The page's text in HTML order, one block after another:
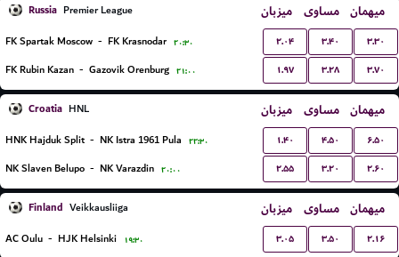
Russia Premier League میزبان مساوی میهمان
FK Spartak Moscow - FK Krasnodar ۲۰:۳۰ ۲.۰۴ ۳.۴۰ ۳.۳۰
FK Rubin Kazan - Gazovik Orenburg ۲۱:۰۰ ۱.۹۷ ۳.۲۸ ۳.۷۰
Croatia HNL میزبان مساوی میهمان
HNK Hajduk Split - NK Istra 1961 Pula ۲۲:۳۰ ۱.۴۰ ۴.۵۰ ۶.۵۰
NK Slaven Belupo - NK Varazdin ۲۰:۰۰ ۲.۵۵ ۳.۲۰ ۲.۶۰
Finland Veikkausliiga میزبان مساوی میهمان
AC Oulu - HJK Helsinki ۱۹:۳۰ ۳.۰۵ ۳.۵۰ ۲.۱۶